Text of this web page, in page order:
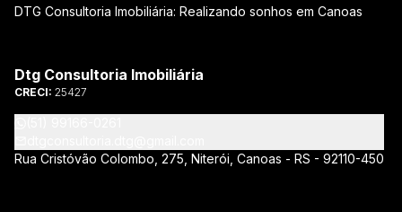
DTG Consultoria Imobiliária: Realizando sonhos em Canoas
Dtg Consultoria Imobiliária
CRECI: 25427
Rua Cristóvão Colombo, 275, Niterói, Canoas - RS - 92110-450